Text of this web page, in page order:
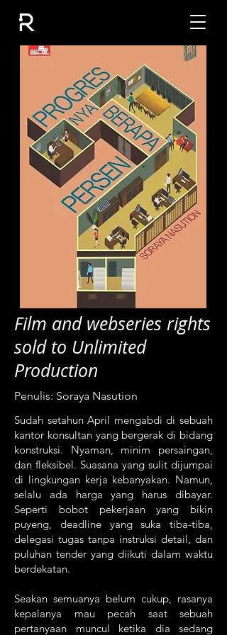
Film and webseries rights
sold to Unlimited
Production
Penulis: Soraya Nasution
Sudah setahun April mengabdi di sebuah
kantor konsultan yang bergerak di bidang
konstruksi. Nyaman, minim persaingan,
dan fleksibel. Suasana yang sulit dijumpai
di lingkungan kerja kebanyakan. Namun,
selalu ada harga yang harus dibayar.
Seperti bobot pekerjaan yang bikin
puyeng, deadline yang suka tiba-tiba,
delegasi tugas tanpa instruksi detail, dan
puluhan tender yang diikuti dalam waktu
berdekatan.
Seakan semuanya belum cukup, rasanya
kepalanya mau pecah saat sebuah
pertanyaan muncul ketika dia sedang